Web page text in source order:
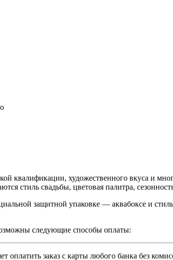
квалификации, художественного вкуса и
стиль свадьбы, цветовая палитра,
защитной упаковке — аквабоксе и
следующие способы оплаты:
оплатить заказ с карты любого банка без